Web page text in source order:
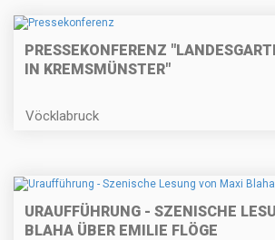
PRESSEKONFERENZ
IN KREMSMÜNSTER"
Vöcklabruck
URAUFFÜHRUNG - SZENISCHE
BLAHA ÜBER EMILIE FLÖGE